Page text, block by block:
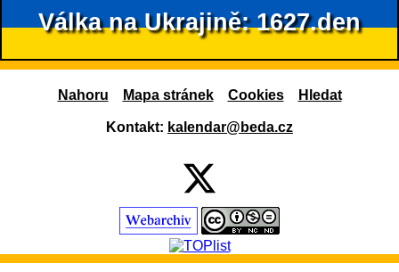
Válka na Ukrajině: 1627.den
Nahoru Mapa stránek Cookies Hledat
Kontakt: kalendar@beda.cz